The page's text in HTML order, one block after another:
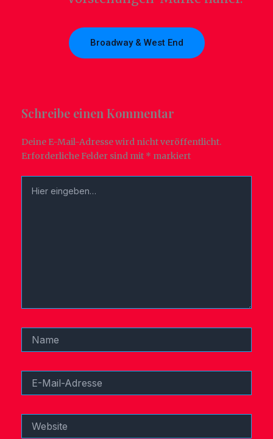
Broadway & West End
Schreibe einen Kommentar
Deine E-Mail-Adresse wird nicht veröffentlicht.
Erforderliche Felder sind mit * markiert
eingeben…
Mail-